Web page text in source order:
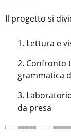
Il progetto si
Lettura e
Confronto
grammatica
da presa